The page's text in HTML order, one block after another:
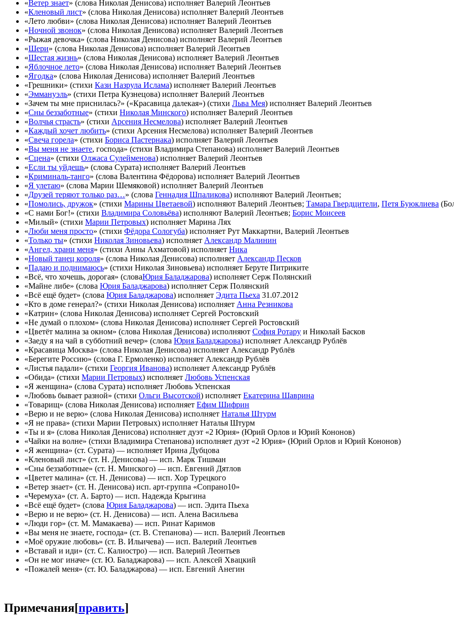
«Ветер знает» (слова Николая Денисова) исполняет Валерий Леонтьев
«Кленовый лист» (слова Николая Денисова) исполняет Валерий Леонтьев
«Лето любви» (слова Николая Денисова) исполняет Валерий Леонтьев
«Ночной звонок» (слова Николая Денисова) исполняет Валерий Леонтьев
«Рыжая девочка» (слова Николая Денисова) исполняет Валерий Леонтьев
«Шери» (слова Николая Денисова) исполняет Валерий Леонтьев
«Шестая жизнь» (слова Николая Денисова) исполняет Валерий Леонтьев
«Яблочное лето» (слова Николая Денисова) исполняет Валерий Леонтьев
«Ягодка» (слова Николая Денисова) исполняет Валерий Леонтьев
«Грешники» (стихи Кази Назрула Ислама) исполняет Валерий Леонтьев
«Эммануэль» (стихи Петра Кузнецова) исполняет Валерий Леонтьев
«Зачем ты мне приснилась?» («Красавица далекая») (стихи Льва Мея) исполняет Валерий Леонтьев
«Сны беззаботные» (стихи Николая Минского) исполняет Валерий Леонтьев
«Волчья страсть» (стихи Арсения Несмелова) исполняет Валерий Леонтьев
«Каждый хочет любить» (стихи Арсения Несмелова) исполняет Валерий Леонтьев
«Свеча горела» (стихи Бориса Пастернака) исполняет Валерий Леонтьев
«Вы меня не знаете, господа» (стихи Владимира Степанова) исполняет Валерий Леонтьев
«Сцена» (стихи Олжаса Сулейменова) исполняет Валерий Леонтьев
«Если ты уйдешь» (слова Сурата) исполняет Валерий Леонтьев
«Криминаль-танго» (слова Валентина Фёдорова) исполняет Валерий Леонтьев
«Я улетаю» (слова Марии Шемяковой) исполняет Валерий Леонтьев
«Друзей теряют только раз…» (слова Геннадия Шпаликова) исполняют Валерий Леонтьев;
«Помолись, дружок» (стихи Марины Цветаевой) исполняют Валерий Леонтьев; Тамара Гвердцители, Петя Буюклиева
«С нами Бог!» (стихи Владимира Соловьёва) исполняют Валерий Леонтьев; Борис Моисеев
«Милый» (стихи Марии Петровых) исполняет Марина Лях
«Люби меня просто» (стихи Фёдора Сологуба) исполняет Рут Маккартни, Валерий Леонтьев
«Только ты» (стихи Николая Зиновьева) исполняет Александр Малинин
«Ангел, храни меня» (стихи Анны Ахматовой) исполняет Ника
«Новый танец короля» (слова Николая Денисова) исполняет Александр Песков
«Падаю и поднимаюсь» (стихи Николая Зиновьева) исполняет Беруте Питриките
«Всё, что хочешь, дорогая» (словаЮрия Баладжарова) исполняет Серж Полянский
«Майне либе» (слова Юрия Баладжарова) исполняет Серж Полянский
«Всё ещё будет» (слова Юрия Баладжарова) исполняет Эдита Пьеха 31.07.2012
«Кто в доме генерал?» (стихи Николая Денисова) исполняет Анна Резникова
«Катрин» (слова Николая Денисова) исполняет Сергей Ростовский
«Не думай о плохом» (слова Николая Денисова) исполняет Сергей Ростовский
«Цветёт малина за окном» (слова Николая Денисова) исполняют София Ротару и Николай Басков
«Заеду я на чай в субботний вечер» (слова Юрия Баладжарова) исполняет Александр Рублёв
«Красавица Москва» (слова Николая Денисова) исполняет Александр Рублёв
«Берегите Россию» (слова Г. Ермоленко) исполняет Александр Рублёв
«Листья падали» (стихи Георгия Иванова) исполняет Александр Рублёв
«Обида» (стихи Марии Петровых) исполняет Любовь Успенская
«Я женщина» (слова Сурата) исполняет Любовь Успенская
«Любовь бывает разной» (стихи Ольги Высотской) исполняет Екатерина Шаврина
«Товарищ» (слова Николая Денисова) исполняет Ефим Шифрин
«Верю и не верю» (слова Николая Денисова) исполняет Наталья Штурм
«Я не права» (стихи Марии Петровых) исполняет Наталья Штурм
«Ты и я» (слова Николая Денисова) исполняет дуэт «2 Юрия» (Юрий Орлов и Юрий Кононов)
«Чайки на волне» (стихи Владимира Степанова) исполняет дуэт «2 Юрия» (Юрий Орлов и Юрий Кононов)
«Я женщина» (ст. Сурата) — исполняет Ирина Дубцова
«Кленовый лист» (ст. Н. Денисова) — исп. Марк Тишман
«Сны беззаботные» (ст. Н. Минского) — исп. Евгений Дятлов
«Цветет малина» (ст. Н. Денисова) — исп. Хор Турецкого
«Ветер знает» (ст. Н. Денисова) исп. арт-группа «Сопрано10»
«Черемуха» (ст. А. Барто) — исп. Надежда Крыгина
«Всё ещё будет» (слова Юрия Баладжарова) — исп. Эдита Пьеха
«Верю и не верю» (ст. Н. Денисова) — исп. Алена Васильева
«Люди гор» (ст. М. Мамакаева) — исп. Ринат Каримов
«Вы меня не знаете, господа» (ст. В. Степанова) — исп. Валерий Леонтьев
«Моё оружие любовь» (ст. В. Ильичева) — исп. Валерий Леонтьев
«Вставай и иди» (ст. С. Калиостро) — исп. Валерий Леонтьев
«Он не мог иначе» (ст. Ю. Баладжарова) — исп. Алексей Хвацкий
«Пожалей меня» (ст. Ю. Баладжарова) — исп. Евгений Анегин
Примечания[править]